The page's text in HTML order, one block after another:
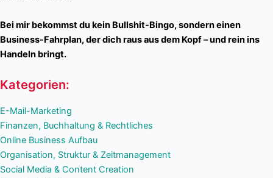
Bei mir bekommst du kein Bullshit-Bingo, sondern einen
Business-Fahrplan, der dich raus aus dem Kopf – und rein ins
Handeln bringt.
Kategorien:
E-Mail-Marketing
Finanzen, Buchhaltung & Rechtliches
Online Business Aufbau
Organisation, Struktur & Zeitmanagement
Social Media & Content Creation